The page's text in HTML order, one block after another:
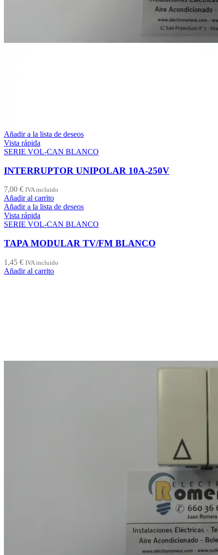
Añadir a la lista de deseos
Vista rápida
SERIE VOL-CAN BLANCO
INTERRUPTOR UNIPOLAR 10A-250V
7,00 € IVA incluido
Añadir al carrito
Añadir a la lista de deseos
Vista rápida
SERIE VOL-CAN BLANCO
TAPA MODULAR TV/FM BLANCO
1,45 € IVA incluido
Añadir al carrito